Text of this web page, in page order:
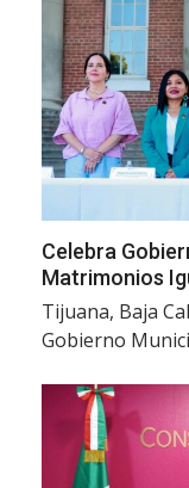
Celebra
Matrimonios
Tijuana, Baja
Gobierno